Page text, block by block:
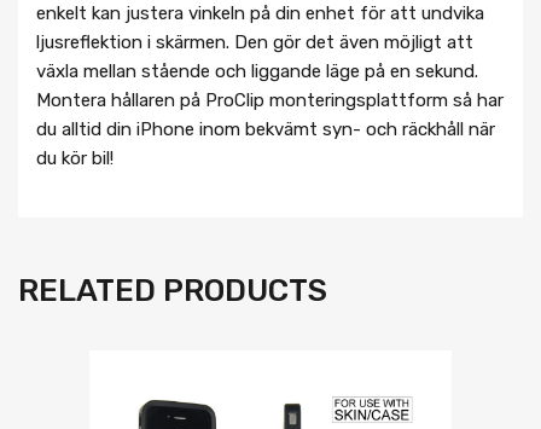
enkelt kan justera vinkeln på din enhet för att undvika
ljusreflektion i skärmen. Den gör det även möjligt att
växla mellan stående och liggande läge på en sekund.
Montera hållaren på ProClip monteringsplattform så har
du alltid din iPhone inom bekvämt syn- och räckhåll när
du kör bil!
RELATED PRODUCTS